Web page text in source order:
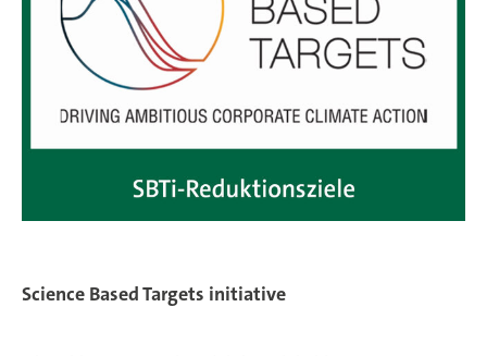
Science Based Targets initiative